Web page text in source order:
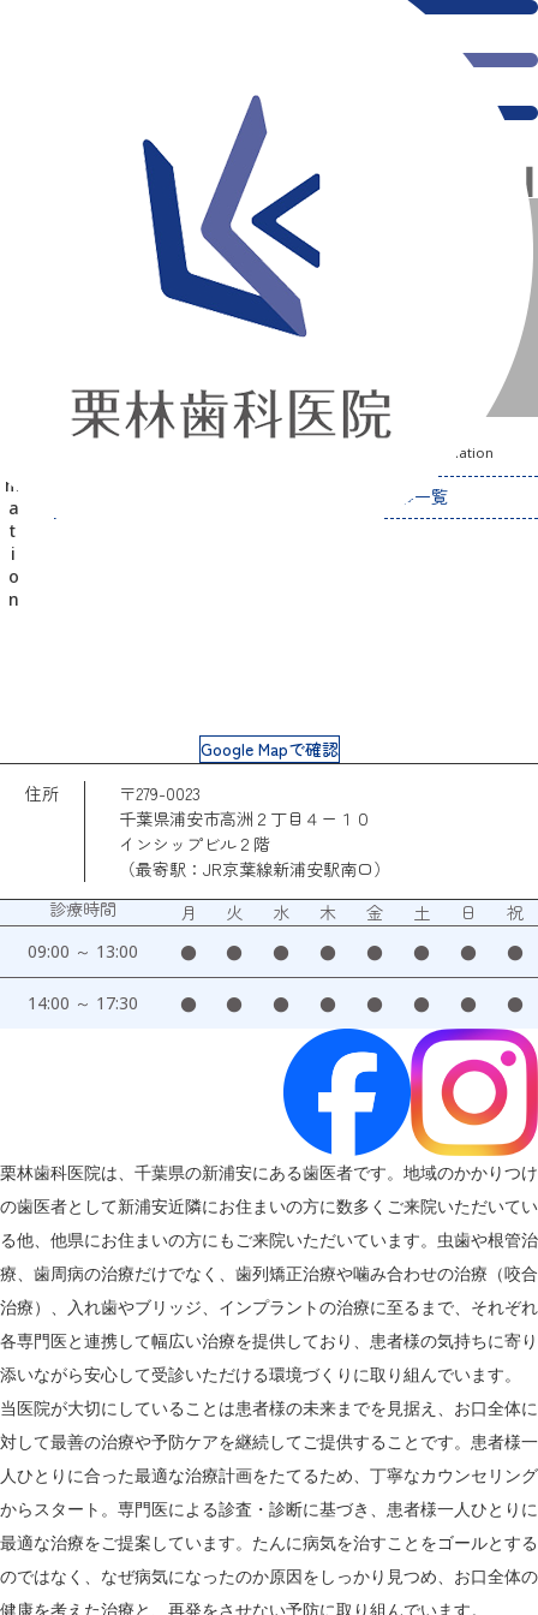
千葉県の新浦安にある歯医者｜Information Information
カテゴリー：「Information」の記事一覧
Google Mapで確認
住所
〒279-0023
千葉県浦安市高洲２丁目４ー１０
インシップビル２階
（最寄駅：JR京葉線新浦安駅南口）
診療時間
月 火 水 木 金 土 日 祝
09:00 ～ 13:00 ● ● ● ● ● ● ● ●
14:00 ～ 17:30 ● ● ● ● ● ● ● ●
栗林歯科医院は、千葉県の新浦安にある歯医者です。地域のかかりつけ
の歯医者として新浦安近隣にお住まいの方に数多くご来院いただいてい
る他、他県にお住まいの方にもご来院いただいています。虫歯や根管治
療、歯周病の治療だけでなく、歯列矯正治療や噛み合わせの治療（咬合
治療）、入れ歯やブリッジ、インプラントの治療に至るまで、それぞれ
各専門医と連携して幅広い治療を提供しており、患者様の気持ちに寄り
添いながら安心して受診いただける環境づくりに取り組んでいます。
当医院が大切にしていることは患者様の未来までを見据え、お口全体に
対して最善の治療や予防ケアを継続してご提供することです。患者様一
人ひとりに合った最適な治療計画をたてるため、丁寧なカウンセリング
からスタート。専門医による診査・診断に基づき、患者様一人ひとりに
最適な治療をご提案しています。たんに病気を治すことをゴールとする
のではなく、なぜ病気になったのか原因をしっかり見つめ、お口全体の
健康を考えた治療と、再発をさせない予防に取り組んでいます。